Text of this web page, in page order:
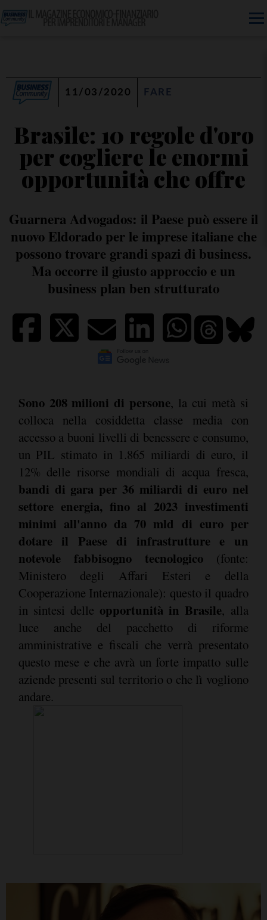
11/03/2020 FARE
Brasile: 10 regole d'oro
per cogliere le enormi
opportunità che offre
Guarnera Advogados: il Paese può essere il
nuovo Eldorado per le imprese italiane che
possono trovare grandi spazi di business.
Ma occorre il giusto approccio e un
business plan ben strutturato
Sono 208 milioni di persone, la cui metà si
colloca nella cosiddetta classe media con
accesso a buoni livelli di benessere e consumo,
un PIL stimato in 1.865 miliardi di euro, il
12% delle risorse mondiali di acqua fresca,
bandi di gara per 36 miliardi di euro nel
settore energia, fino al 2023 investimenti
minimi all'anno da 70 mld di euro per
dotare il Paese di infrastrutture e un
notevole fabbisogno tecnologico (fonte:
Ministero degli Affari Esteri e della
Cooperazione Internazionale): questo il quadro
in sintesi delle opportunità in Brasile, alla
luce anche del pacchetto di riforme
amministrative e fiscali che verrà presentato
questo mese e che avrà un forte impatto sulle
aziende presenti sul territorio o che lì vogliono
andare.